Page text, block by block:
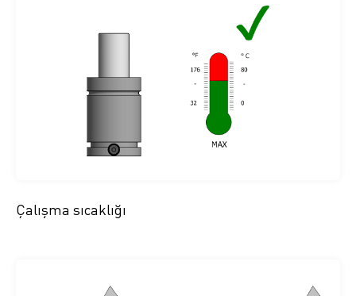
Çalışma sıcaklığı